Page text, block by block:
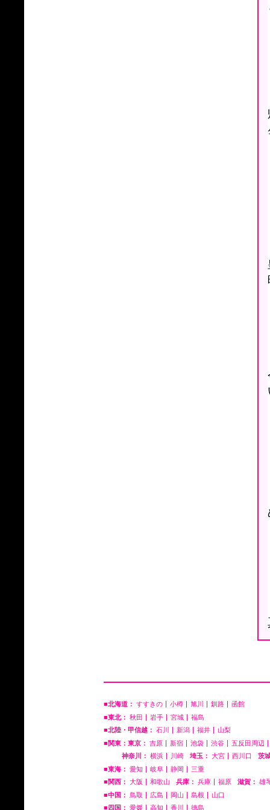
■北海道： すすきの 小樽 旭川 釧路
函館
■東北： 秋田 岩手 宮城
福島
■北陸・甲信越： 石川 新潟 福井
山梨
■関東：東京： 吉原 新宿 池袋 渋谷
五反田周辺
神奈川： 横浜 川崎 埼玉： 大宮 西川口
茨
■東海： 愛知 岐阜 静岡
三重
■関西： 大阪 和歌山 兵庫： 兵庫 福原 滋賀： 雄
■中国：
鳥取 広島 岡山 島根
山口
■四国： 愛媛 高知 香川 徳島